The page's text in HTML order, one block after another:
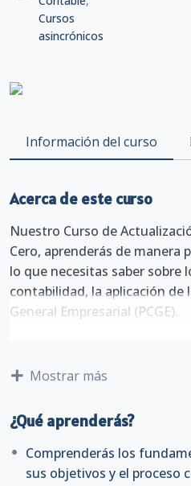
Cursos
asincrónicos
Información del curso
Acerca de este curso
Nuestro Curso de
Cero, aprenderás de manera
lo que necesitas saber sobre
contabilidad, la aplicación de
General Empresarial (PCGE).
contabilidad, así como el
Además, dominarás la
estados financieros, el
interpretación de resultados
Mostrar más
¿Qué aprenderás?
Comprenderás los
sus objetivos y el proceso